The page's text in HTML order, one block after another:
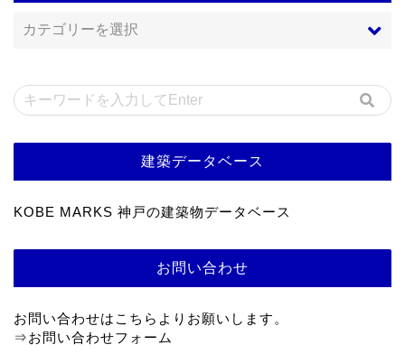
建築データベース
KOBE MARKS 神戸の建築物データベース
お問い合わせ
お問い合わせはこちらよりお願いします。
⇒お問い合わせフォーム